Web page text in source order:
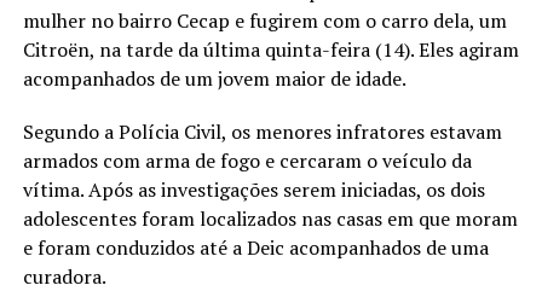
mulher no bairro Cecap e fugirem com o carro dela, um
Citroën, na tarde da última quinta-feira (14). Eles agiram
acompanhados de um jovem maior de idade.
Segundo a Polícia Civil, os menores infratores estavam
armados com arma de fogo e cercaram o veículo da
vítima. Após as investigações serem iniciadas, os dois
adolescentes foram localizados nas casas em que moram
e foram conduzidos até a Deic acompanhados de uma
curadora.